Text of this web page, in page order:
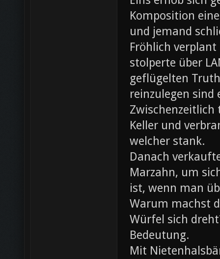
Komposition
und jemand
Fröhlich
stolperte über
geflügelten
reinzulegen sind
Zwischenzeitlich
Keller und
welcher stank.
Danach
Marzahn, um
ist, wenn man
Warum machst
Würfel sich
Bedeutung.
Mit